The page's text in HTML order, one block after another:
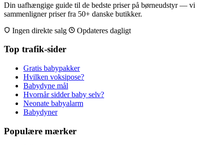
Din uafhængige guide til de bedste priser på børneudstyr — vi
sammenligner priser fra 50+ danske butikker.
Ingen direkte salg
Opdateres dagligt
Top trafik-sider
Gratis babypakker
Hvilken voksipose?
Babydyne mål
Hvornår sidder baby selv?
Neonate babyalarm
Babydyner
Populære mærker